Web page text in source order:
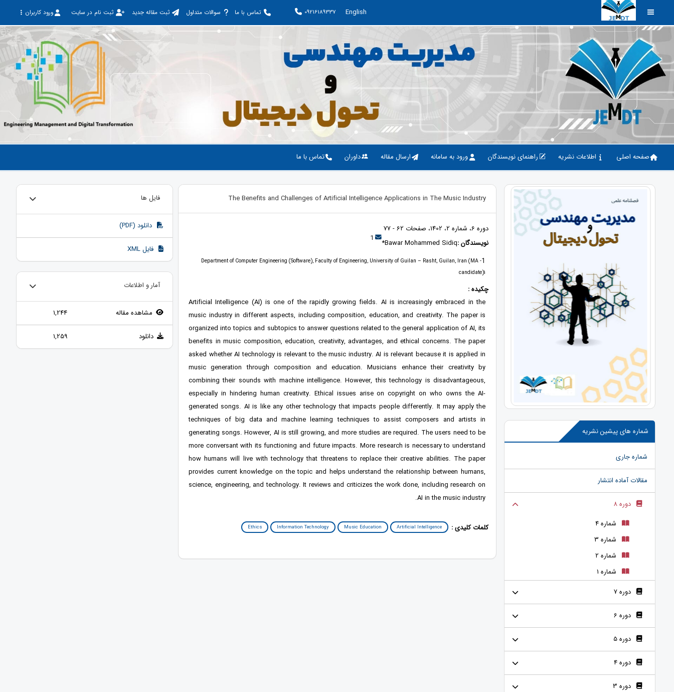
English
09216189337 تماس با ما سوالات متداول ثبت مقاله جدید ثبت نام در سایت ورود کاربران
صفحه اصلی اطلاعات نشریه راهنمای نویسندگان ورود به سامانه ارسال مقاله داوران تماس با ما
شماره های پیشین نشریه
شماره جاری
مقالات آماده انتشار
دوره 8
شماره 4
شماره 3
شماره 2
شماره 1
دوره 7
دوره 6
دوره 5
دوره 4
دوره 3
The Benefits and Challenges of Artificial Intelligence Applications in The Music Industry
دوره 6، شماره 2، 1402، صفحات 62 - 77
نویسندگان :Bawar Mohammed Sidiq*
1
1
- Department of Computer Engineering (Software), Faculty of Engineering, University of Guilan – Rasht, Guilan, Iran (MA
candidate)1
چکیده :
Artificial Intelligence (AI) is one of the rapidly growing fields. AI is increasingly embraced in the
music industry in different aspects, including composition, education, and creativity. The paper is
organized into topics and subtopics to answer questions related to the general application of AI, its
benefits in music composition, education, creativity, advantages, and ethical concerns. The paper
asked whether AI technology is relevant to the music industry. AI is relevant because it is applied in
music generation through composition and education. Musicians enhance their creativity by
combining their sounds with machine intelligence. However, this technology is disadvantageous,
especially in hindering human creativity. Ethical issues arise on copyright on who owns the AI-
generated songs. AI is like any other technology that impacts people differently. It may apply the
techniques of big data and machine learning techniques to assist composers and artists in
generating songs. However, AI is still growing, and more studies are required. The users need to be
more conversant with its functioning and future impacts. More research is necessary to understand
how humans will live with technology that threatens to replace their creative abilities. The paper
provides current knowledge on the topic and helps understand the relationship between humans,
science, engineering, and technology. It reviews and criticizes the work done, including research on
AI in the music industry.
کلمات کلیدی : Artificial Intelligence
Music Education
Information Technology
Ethics
فایل ها
دانلود (PDF)
فایل XML
آمار و اطلاعات
مشاهده مقاله 1,244
دانلود 1,259